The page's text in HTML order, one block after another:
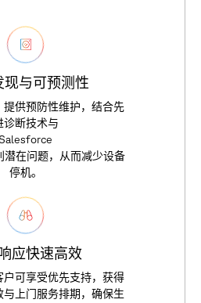
现与可预测性
提供预防性维护， 结合先
诊断技术与
alesforce
潜在问题， 从而减少设备
停机。
响应快速高效
户可享受优先支持， 获得
与 上门服务排期 ， 确保生